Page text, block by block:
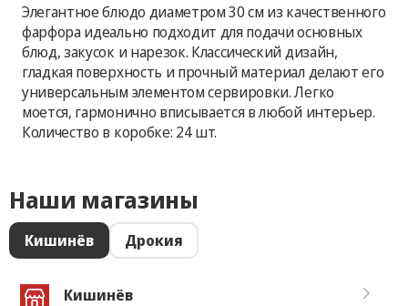
Элегантное блюдо диаметром 30 см из качественного
фарфора идеально подходит для подачи основных
блюд, закусок и нарезок. Классический дизайн,
гладкая поверхность и прочный материал делают его
универсальным элементом сервировки. Легко
моется, гармонично вписывается в любой интерьер.
Количество в коробке: 24 шт.
Наши магазины
Кишинёв Дрокия
Кишинёв